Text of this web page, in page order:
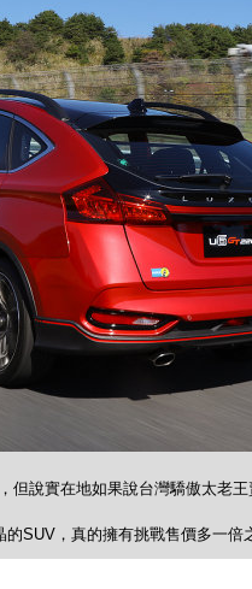
但說實在地如果說台灣驕傲太老
SUV，真的擁有挑戰售價多一倍